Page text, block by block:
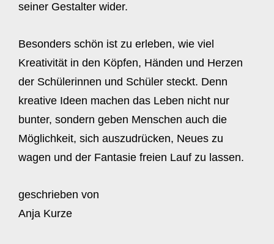
seiner Gestalter wider.
Besonders schön ist zu erleben, wie viel
Kreativität in den Köpfen, Händen und Herzen
der Schülerinnen und Schüler steckt. Denn
kreative Ideen machen das Leben nicht nur
bunter, sondern geben Menschen auch die
Möglichkeit, sich auszudrücken, Neues zu
wagen und der Fantasie freien Lauf zu lassen.
geschrieben von
Anja Kurze